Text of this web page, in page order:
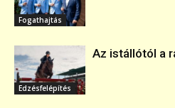
Fogathajtás
Edzésfelépítés
Az istállótól a